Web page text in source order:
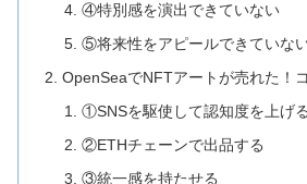
④特別感を演出できていない
⑤将来性をアピールできていな
OpenSeaでNFTアートが売れた！
①SNSを駆使して認知度を上げる
②ETHチェーンで出品する
③統一感を持たせる